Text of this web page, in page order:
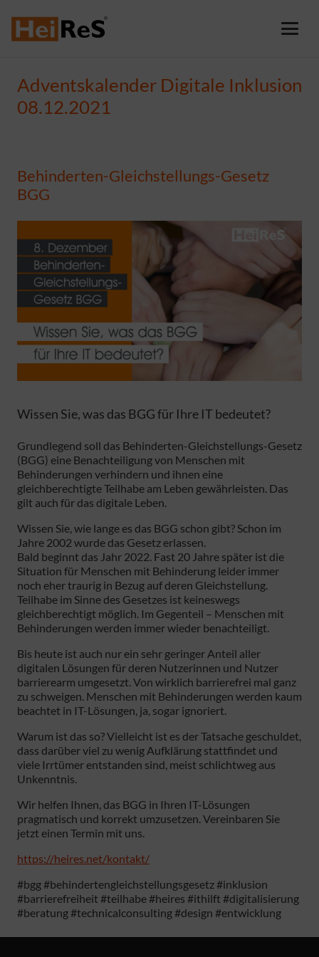
Adventskalender Digitale Inklusion
08.12.2021
Behinderten-Gleichstellungs-Gesetz
BGG
Wissen Sie, was das BGG für Ihre IT bedeutet?
Grundlegend soll das Behinderten-Gleichstellungs-Gesetz
(BGG) eine Benachteiligung von Menschen mit
Behinderungen verhindern und ihnen eine
gleichberechtigte Teilhabe am Leben gewährleisten. Das
gilt auch für das digitale Leben.
Wissen Sie, wie lange es das BGG schon gibt? Schon im
Jahre 2002 wurde das Gesetz erlassen.
Bald beginnt das Jahr 2022. Fast 20 Jahre später ist die
Situation für Menschen mit Behinderung leider immer
noch eher traurig in Bezug auf deren Gleichstellung.
Teilhabe im Sinne des Gesetzes ist keineswegs
gleichberechtigt möglich. Im Gegenteil – Menschen mit
Behinderungen werden immer wieder benachteiligt.
Bis heute ist auch nur ein sehr geringer Anteil aller
digitalen Lösungen für deren Nutzerinnen und Nutzer
barrierearm umgesetzt. Von wirklich barrierefrei mal ganz
zu schweigen. Menschen mit Behinderungen werden kaum
beachtet in IT-Lösungen, ja, sogar ignoriert.
Warum ist das so? Vielleicht ist es der Tatsache geschuldet,
dass darüber viel zu wenig Aufklärung stattfindet und
viele Irrtümer entstanden sind, meist schlichtweg aus
Unkenntnis.
Wir helfen Ihnen, das BGG in Ihren IT-Lösungen
pragmatisch und korrekt umzusetzen. Vereinbaren Sie
jetzt einen Termin mit uns.
https://heires.net/kontakt/
#bgg #behindertengleichstellungsgesetz #inklusion
#barrierefreiheit #teilhabe #heires #ithilft #digitalisierung
#beratung #technicalconsulting #design #entwicklung